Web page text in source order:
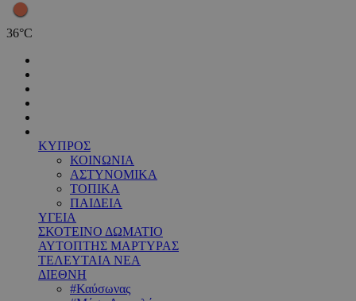
36°C
ΚΥΠΡΟΣ
ΚΟΙΝΩΝΙΑ
ΑΣΤΥΝΟΜΙΚΑ
ΤΟΠΙΚΑ
ΠΑΙΔΕΙΑ
ΥΓΕΙΑ
ΣΚΟΤΕΙΝΟ ΔΩΜΑΤΙΟ
ΑΥΤΟΠΤΗΣ ΜΑΡΤΥΡΑΣ
ΤΕΛΕΥΤΑΙΑ ΝΕΑ
ΔΙΕΘΝΗ
#Καύσωνας